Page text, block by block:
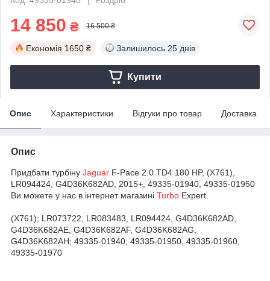
14 850 ₴ 16 500 ₴
Економія 1650 ₴ Залишилось 25 днів
Купити
Опис Характеристики Відгуки про товар Доставка
Опис
Придбати турбіну Jaguar F-Pace 2.0 TD4 180 HP, (X761),
LR094424, G4D36K682AD, 2015+, 49335-01940, 49335-01950
Ви можете у нас в інтернет магазині Turbo Expert.
(X761); LR073722, LR083483, LR094424, G4D36K682AD,
G4D36K682AE, G4D36K682AF, G4D36K682AG,
G4D36K682AH; 49335-01940, 49335-01950, 49335-01960,
49335-01970